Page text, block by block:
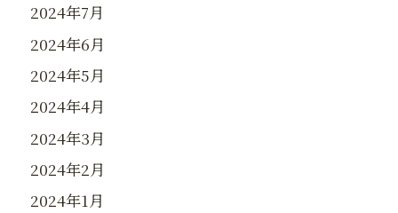
2024年7月
2024年6月
2024年5月
2024年4月
2024年3月
2024年2月
2024年1月